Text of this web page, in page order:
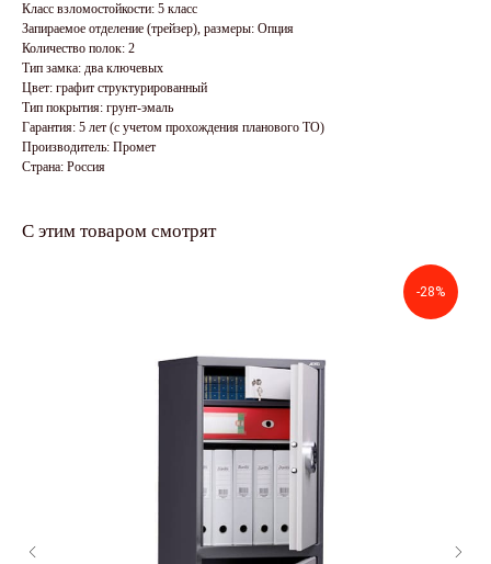
Класс взломостойкости: 5 класс
Запираемое отделение (трейзер), размеры: Опция
Количество полок: 2
Тип замка: два ключевых
Цвет: графит структурированный
Тип покрытия: грунт-эмаль
Гарантия: 5 лет (с учетом прохождения планового ТО)
Производитель: Промет
Страна: Россия
С этим товаром смотрят
-28%